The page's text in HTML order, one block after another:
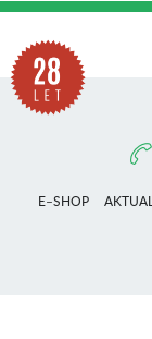
E–SHOP